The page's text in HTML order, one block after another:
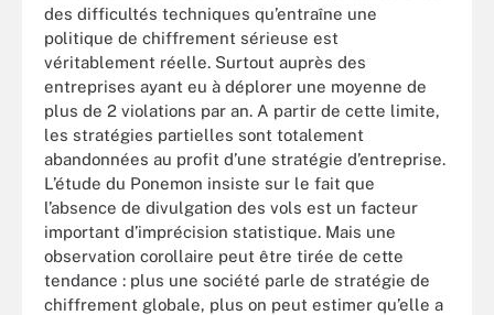
des difficultés techniques qu’entraîne une
politique de chiffrement sérieuse est
véritablement réelle. Surtout auprès des
entreprises ayant eu à déplorer une moyenne de
plus de 2 violations par an. A partir de cette limite,
les stratégies partielles sont totalement
abandonnées au profit d’une stratégie d’entreprise.
L’étude du Ponemon insiste sur le fait que
l’absence de divulgation des vols est un facteur
important d’imprécision statistique. Mais une
observation corollaire peut être tirée de cette
tendance : plus une société parle de stratégie de
chiffrement globale, plus on peut estimer qu’elle a